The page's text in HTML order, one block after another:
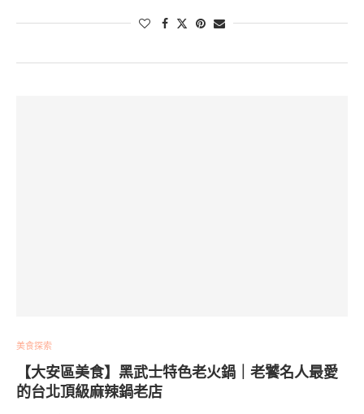
美食探索
【大安區美食】黑武士特色老火鍋｜老饕名人最愛
的台北頂級麻辣鍋老店